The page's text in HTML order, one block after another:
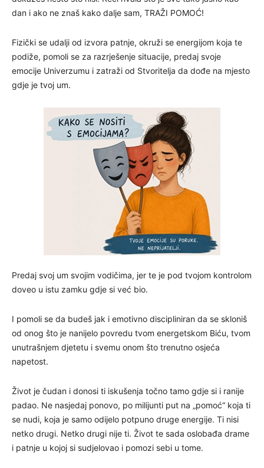
dan i ako ne znaš kako dalje sam, TRAŽI POMOĆ!
Fizički se udalji od izvora patnje, okruži se energijom koja te
podiže, pomoli se za razrješenje situacije, predaj svoje
emocije Univerzumu i zatraži od Stvoritelja da dođe na mjesto
gdje je tvoj um.
Predaj svoj um svojim vodičima, jer te je pod tvojom kontrolom
doveo u istu zamku gdje si već bio.
I pomoli se da budeš jak i emotivno discipliniran da se skloniš
od onog što je nanijelo povredu tvom energetskom Biću, tvom
unutrašnjem djetetu i svemu onom što trenutno osjeća
napetost.
Život je čudan i donosi ti iskušenja točno tamo gdje si i ranije
padao. Ne nasjedaj ponovo, po milijunti put na „pomoć“ koja ti
se nudi, koja je samo odijelo potpuno druge energije. Ti nisi
netko drugi. Netko drugi nije ti. Život te sada oslobađa drame
i patnje u kojoj si sudjelovao i pomozi sebi u tome.